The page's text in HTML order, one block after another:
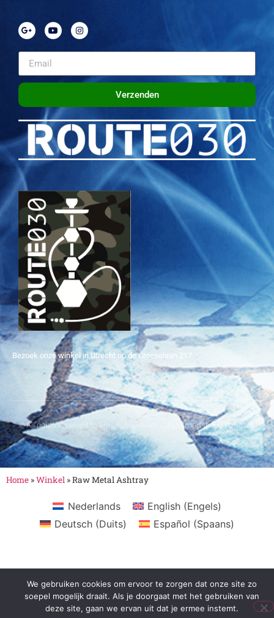
Verzenden
Bezoek onze winkel in Utrecht op de Croeselaan 217
© All rights reserved to Smartshop Route 030 - Smartshop in Utrecht
Home »Winkel »Raw Metal Ashtray
Nederlands English(Engels)
Deutsch (Duits) Español (Spaans)
We gebruiken cookies om ervoor te zorgen dat onze site zo
soepel mogelijk draait. Als je doorgaat met het gebruiken van
deze site, gaan we ervan uit dat je ermee instemt.